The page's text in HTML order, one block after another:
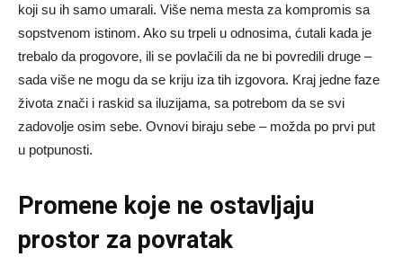
koji su ih samo umarali. Više nema mesta za kompromis sa
sopstvenom istinom. Ako su trpeli u odnosima, ćutali kada je
trebalo da progovore, ili se povlačili da ne bi povredili druge –
sada više ne mogu da se kriju iza tih izgovora. Kraj jedne faze
života znači i raskid sa iluzijama, sa potrebom da se svi
zadovolje osim sebe. Ovnovi biraju sebe – možda po prvi put
u potpunosti.
Promene koje ne ostavljaju
prostor za povratak